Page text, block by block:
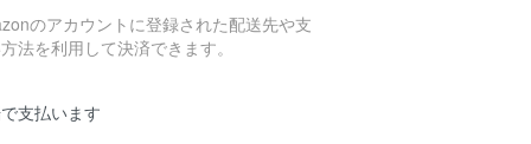
のアカウントに登録された配送先や支
法を利用して決済できます。
支払います